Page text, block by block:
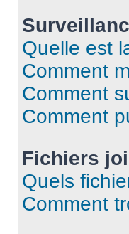
Quelle est
Comment
Comment
Comment
Fichiers
Quels
Comment